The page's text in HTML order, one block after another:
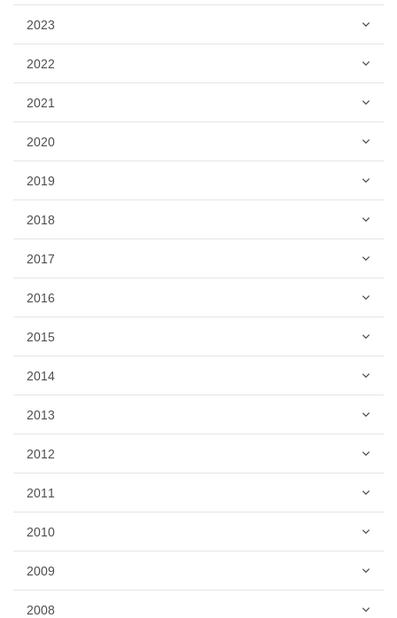
2023
2022
2021
2020
2019
2018
2017
2016
2015
2014
2013
2012
2011
2010
2009
2008